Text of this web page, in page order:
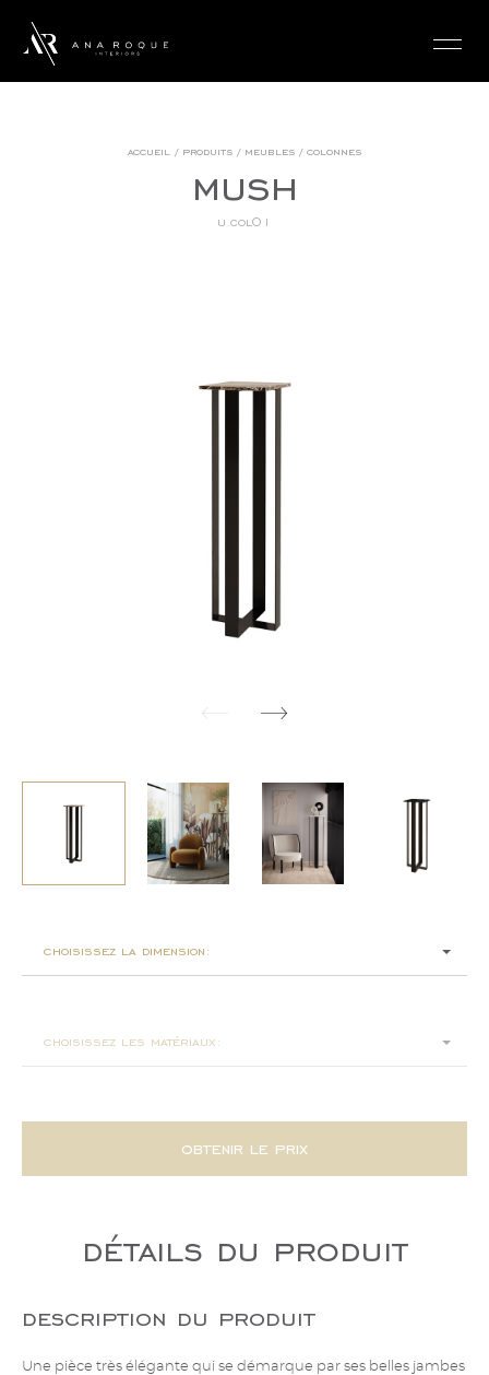
accueil / produits / meubles / colonnes
mush
u.col01
choisissez la dimension:
choisissez les matériaux:
obtenir le prix
détails du produit
description du produit
Une pièce très élégante qui se démarque par ses belles jambes